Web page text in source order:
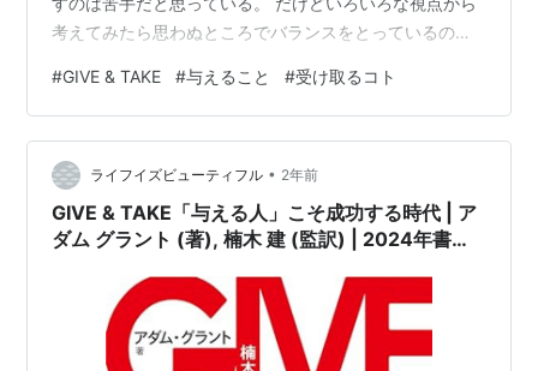
考えてみたら思わぬところでバランスをとっているので
かったが、とあるときに気が付いた。 電話で話すと長電
話になる友人がいる。そんな友人はいろんなものをくれ
る。差し出すことが好きと自他共に認め、貰うことが恐
縮だという。だけどある時、これだと思うことがあっ
た。私はどちらかといえば話を聞くタイプ。もちろん話
したいことは話せる仲だが話を聞く…
#GIVE & TAKE #与えること #受け取るコト
ライフイズビューティフル • 2年前
GIVE & TAKE「与える人」こそ成功する時代 | ア
ダム グラント (著), 楠木 建 (監訳) | 2024年書評